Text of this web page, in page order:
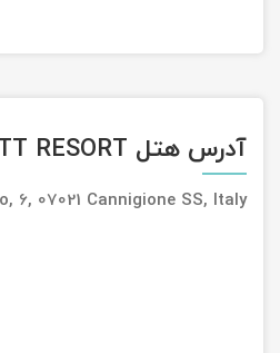
آدرس هتل JW MARRIOTT RESORT
6, 07021 Cannigione SS, Italy
تور ترکمن صحرا
تور آفرود